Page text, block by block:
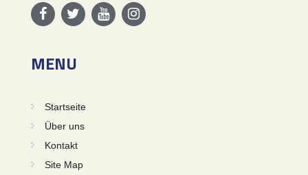
MENU
Startseite
Über uns
Kontakt
Site Map